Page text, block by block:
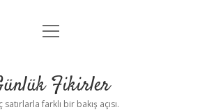
Anasayfa
Yasal Uyarı
menüyü
Fikirler
satırlarla farklı bir bakış açısı.